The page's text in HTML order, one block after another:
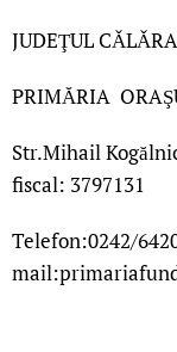
JUDEŢUL
PRIMĂRIA
Str.Mihail
fiscal: 3797131
Telefon:0242/